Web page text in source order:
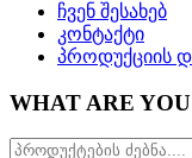
ჩვენ შესახებ
კონტაქტი
პროდუქციის
WHAT ARE